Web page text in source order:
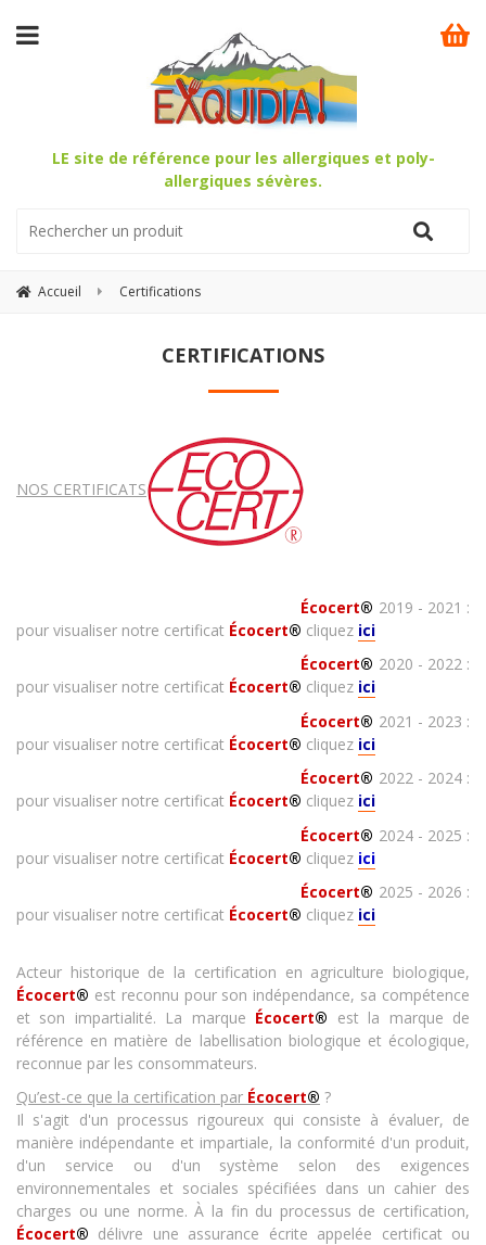
LE site de référence pour les allergiques et poly-
allergiques sévères.
Accueil Certifications
CERTIFICATIONS
NOS CERTIFICATS
Écocert® 2019 - 2021 :
pour visualiser notre certificat Écocert® cliquez ici
Écocert® 2020 - 2022 :
pour visualiser notre certificat Écocert® cliquez ici
Écocert® 2021 - 2023 :
pour visualiser notre certificat Écocert® cliquez ici
Écocert® 2022 - 2024 :
pour visualiser notre certificat Écocert® cliquez ici
Écocert® 2024 - 2025 :
pour visualiser notre certificat Écocert® cliquez ici
Écocert® 2025 - 2026 :
pour visualiser notre certificat Écocert® cliquez ici
Acteur historique de la certification en agriculture biologique,
Écocert® est reconnu pour son indépendance, sa compétence
et son impartialité. La marque Écocert® est la marque de
référence en matière de labellisation biologique et écologique,
reconnue par les consommateurs.
Qu’est-ce que la certification par Écocert® ?
Il s'agit d'un processus rigoureux qui consiste à évaluer, de
manière indépendante et impartiale, la conformité d'un produit,
d'un service ou d'un système selon des exigences
environnementales et sociales spécifiées dans un cahier des
charges ou une norme. À la fin du processus de certification,
Écocert® délivre une assurance écrite appelée certificat ou